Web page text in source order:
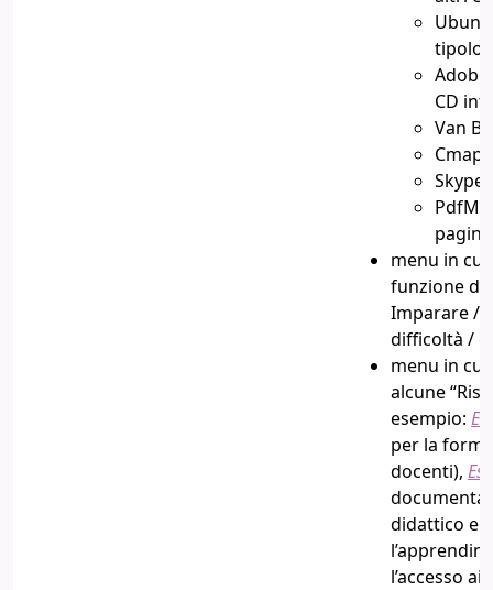
Adobe
CD
Van
Skype
menu in
funzione
Imparare /
difficoltà /
menu in
alcune
esempio:
per la
docenti),
didattico e
l’accesso